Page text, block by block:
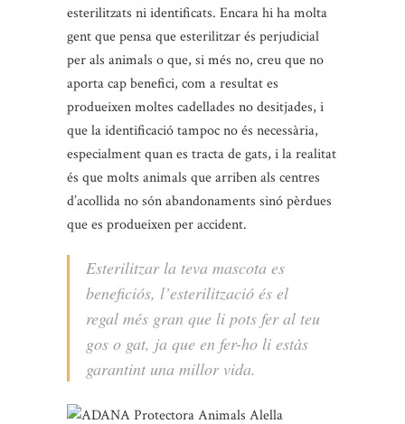
esterilitzats ni identificats. Encara hi ha molta
gent que pensa que esterilitzar és perjudicial
per als animals o que, si més no, creu que no
aporta cap benefici, com a resultat es
produeixen moltes cadellades no desitjades, i
que la identificació tampoc no és necessària,
especialment quan es tracta de gats, i la realitat
és que molts animals que arriben als centres
d’acollida no són abandonaments sinó pèrdues
que es produeixen per accident.
Esterilitzar la teva mascota es
beneficiós, l’esterilització és el
regal més gran que li pots fer al teu
gos o gat, ja que en fer-ho li estàs
garantint una millor vida.